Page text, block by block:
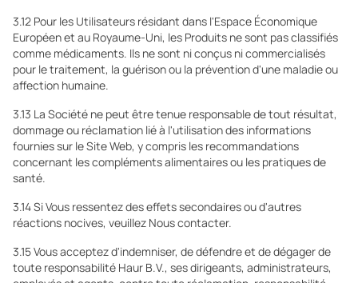
3.12 Pour les Utilisateurs résidant dans l'Espace Économique
Européen et au Royaume-Uni, les Produits ne sont pas classifiés
comme médicaments. Ils ne sont ni conçus ni commercialisés
pour le traitement, la guérison ou la prévention d'une maladie ou
affection humaine.
3.13 La Société ne peut être tenue responsable de tout résultat,
dommage ou réclamation lié à l'utilisation des informations
fournies sur le Site Web, y compris les recommandations
concernant les compléments alimentaires ou les pratiques de
santé.
3.14 Si Vous ressentez des effets secondaires ou d'autres
réactions nocives, veuillez Nous contacter.
3.15 Vous acceptez d'indemniser, de défendre et de dégager de
toute responsabilité Haur B.V., ses dirigeants, administrateurs,